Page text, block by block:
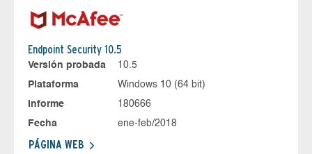
Endpoint Security 10.5
Versión probada
10.5
Plataforma
Windows 10 (64 bit)
Informe
180666
Fecha
ene-feb/2018
PÁGINA WEB